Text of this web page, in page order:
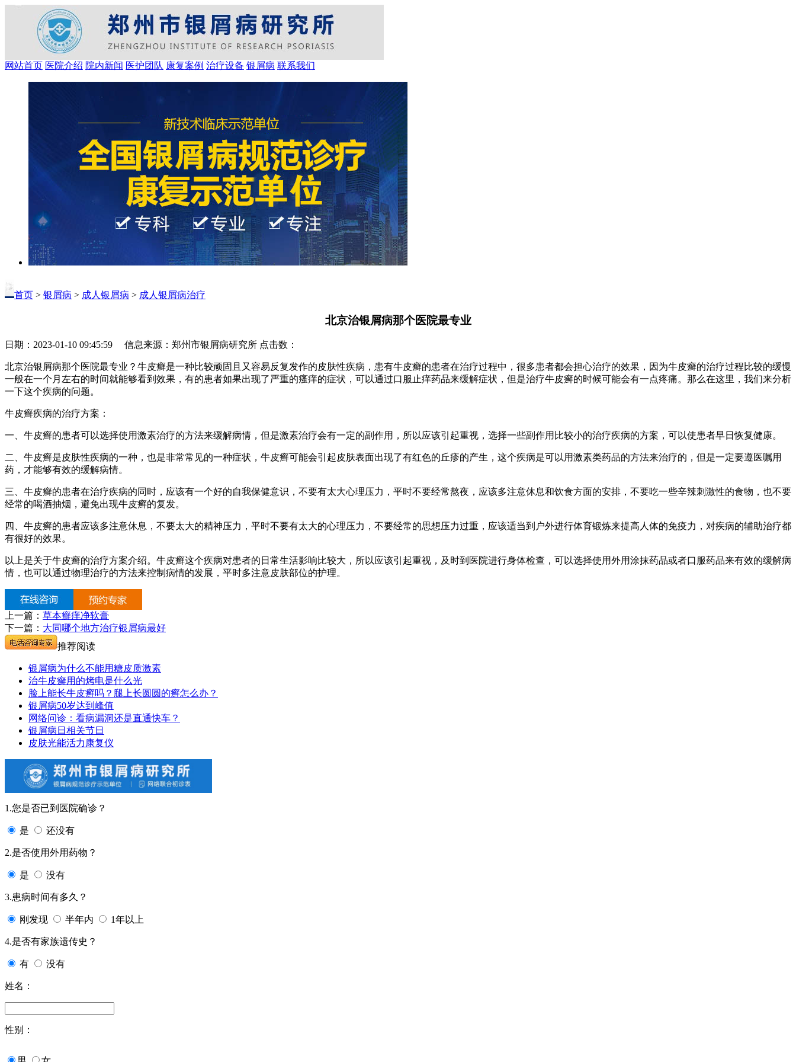
网站首页 医院介绍 院内新闻 医护团队 康复案例 治疗设备 银屑病 联系我们
首页 > 银屑病 > 成人银屑病 > 成人银屑病治疗
北京治银屑病那个医院最专业
日期：2023-01-10 09:45:59 信息来源：郑州市银屑病研究所 点击数：
北京治银屑病那个医院最专业？牛皮癣是一种比较顽固且又容易反复发作的皮肤性疾病，患有牛皮癣的患者在治疗过程中，很多患者都会担心治疗的效果，因为牛皮癣的治疗过程比较的缓慢
一般在一个月左右的时间就能够看到效果，有的患者如果出现了严重的瘙痒的症状，可以通过口服止痒药品来缓解症状，但是治疗牛皮癣的时候可能会有一点疼痛。那么在这里，我们来分析
一下这个疾病的问题。
牛皮癣疾病的治疗方案：
一、牛皮癣的患者可以选择使用激素治疗的方法来缓解病情，但是激素治疗会有一定的副作用，所以应该引起重视，选择一些副作用比较小的治疗疾病的方案，可以使患者早日恢复健康。
二、牛皮癣是皮肤性疾病的一种，也是非常常见的一种症状，牛皮癣可能会引起皮肤表面出现了有红色的丘疹的产生，这个疾病是可以用激素类药品的方法来治疗的，但是一定要遵医嘱用
药，才能够有效的缓解病情。
三、牛皮癣的患者在治疗疾病的同时，应该有一个好的自我保健意识，不要有太大心理压力，平时不要经常熬夜，应该多注意休息和饮食方面的安排，不要吃一些辛辣刺激性的食物，也不要
经常的喝酒抽烟，避免出现牛皮癣的复发。
四、牛皮癣的患者应该多注意休息，不要太大的精神压力，平时不要有太大的心理压力，不要经常的思想压力过重，应该适当到户外进行体育锻炼来提高人体的免疫力，对疾病的辅助治疗都
有很好的效果。
以上是关于牛皮癣的治疗方案介绍。牛皮癣这个疾病对患者的日常生活影响比较大，所以应该引起重视，及时到医院进行身体检查，可以选择使用外用涂抹药品或者口服药品来有效的缓解病
情，也可以通过物理治疗的方法来控制病情的发展，平时多注意皮肤部位的护理。
上一篇： 草本癣痒净软膏
下一篇： 大同哪个地方治疗银屑病最好
推荐阅读
银屑病为什么不能用糖皮质激素
治牛皮癣用的烤电是什么光
脸上能长牛皮癣吗？腿上长圆圆的癣怎么办？
银屑病50岁达到峰值
网络问诊：看病漏洞还是直通快车？
银屑病日相关节日
皮肤光能活力康复仪
1.您是否已到医院确诊？
是 还没有
2.是否使用外用药物？
是 没有
3.患病时间有多久？
刚发现 半年内 1年以上
4.是否有家族遗传史？
有 没有
姓名：
性别：